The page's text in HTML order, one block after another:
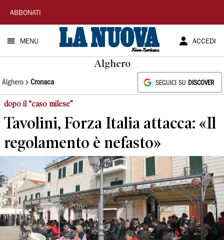
La
Nuova
Sardegna
ABBONATI
MENU ACCEDI
Alghero
Alghero Cronaca SEGUICI SU DISCOVER
dopo il “caso milese”
Tavolini, Forza Italia attacca: «Il
regolamento è nefasto»